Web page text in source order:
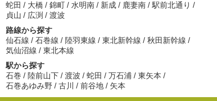
蛇田 / 大橋 / 錦町 / 水明南 / 新成 / 鹿妻南 / 駅前北通り /
貞山 / 広渕 / 渡波
路線から探す
仙石線 / 石巻線 / 陸羽東線 / 東北新幹線 / 秋田新幹線 /
気仙沼線 / 東北本線
駅から探す
石巻 / 陸前山下 / 渡波 / 蛇田 / 万石浦 / 東矢本 /
石巻あゆみ野 / 古川 / 前谷地 / 矢本